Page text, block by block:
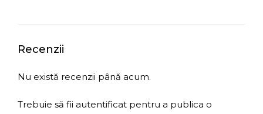
Recenzii
Nu există recenzii până acum.
Trebuie să fii autentificat pentru a publica o